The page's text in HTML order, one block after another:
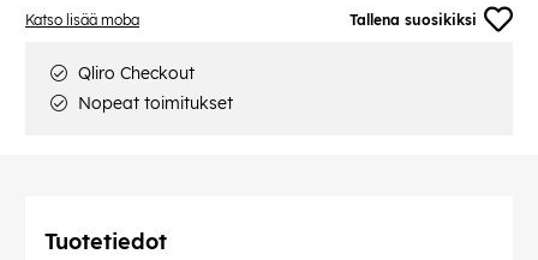
Katso lisää moba Tallena suosikiksi
Qliro Checkout
Nopeat toimitukset
Tuotetiedot